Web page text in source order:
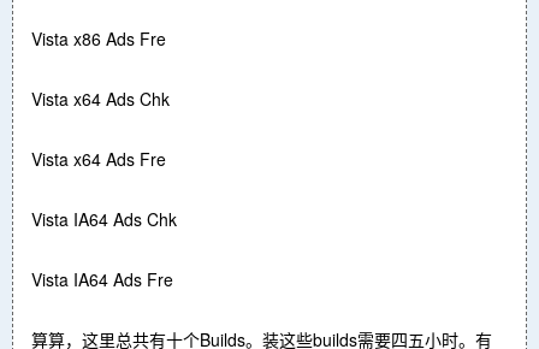
Vista x86 Ads Fre
Vista x64 Ads Chk
Vista x64 Ads Fre
Vista IA64 Ads Chk
Vista IA64 Ads Fre
算算，这里总共有十个Builds。装这些builds需要四五小时。有